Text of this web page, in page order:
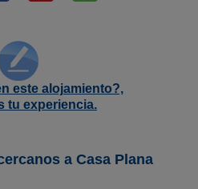
este alojamiento?,
tu experiencia.
a Casa Plana